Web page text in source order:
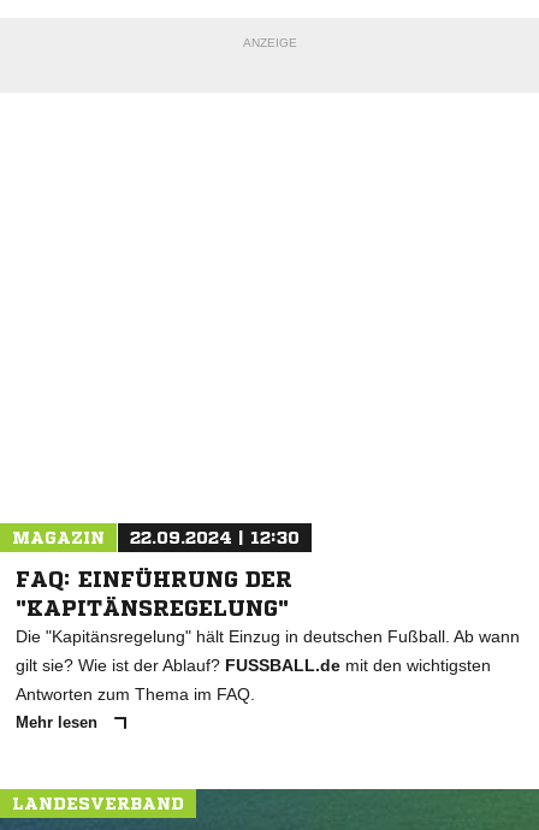
ANZEIGE
MAGAZIN 22.09.2024 | 12:30
FAQ: EINFÜHRUNG DER
"KAPITÄNSREGELUNG"
Die "Kapitänsregelung" hält Einzug in deutschen Fußball. Ab wann
gilt sie? Wie ist der Ablauf? FUSSBALL.de mit den wichtigsten
Antworten zum Thema im FAQ.
Mehr lesen
LANDESVERBAND